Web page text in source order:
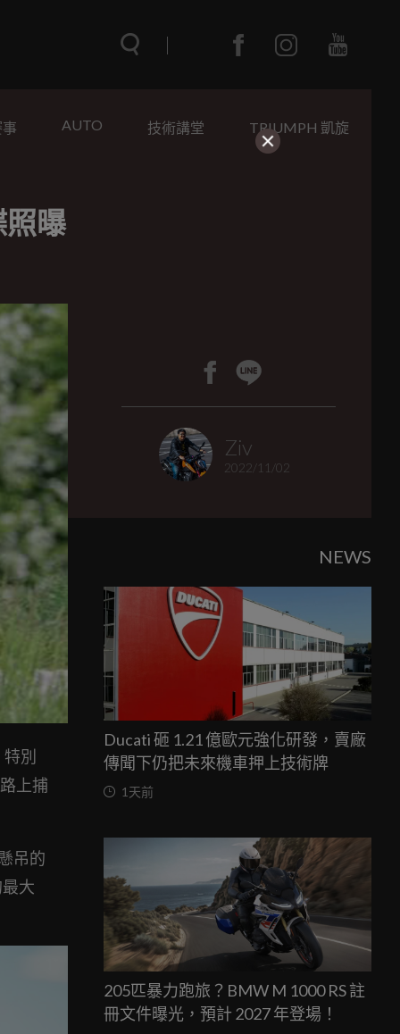
AUTO 技術講堂 TRIUMPH 凱旋
照曝
Ziv
2022/11/02
別
上捕
吊的
大
NEWS
Ducati 砸 1.21 億歐元強化研發，賣廠
傳聞下仍把未來機車押上技術牌
1天前
205匹暴力跑旅？BMW M 1000 RS 註
冊文件曝光，預計 2027 年登場！